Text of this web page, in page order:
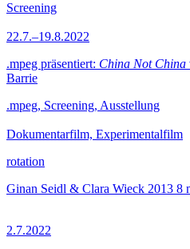
Screening
22.7.–19.8.2022
.mpeg präsentiert: China Not China
Barrie
.mpeg, Screening, Ausstellung
Dokumentarfilm, Experimentalfilm
rotation
Ginan Seidl & Clara Wieck 2013 8
2.7.2022